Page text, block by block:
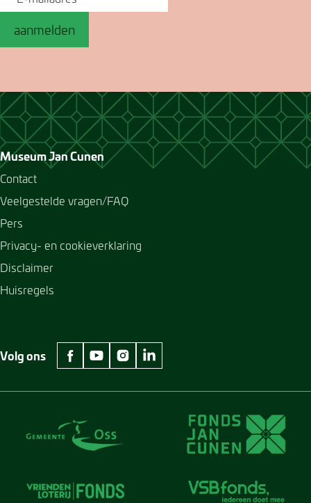
aanmelden
Museum Jan Cunen
Contact
Veelgestelde vragen/FAQ
Pers
Privacy- en cookieverklaring
Disclaimer
Huisregels
Volg ons
facebook Museum Jan Cunen
youtube Museum Jan Cunen
instagram Museum Jan Cunen
linkedin Museum Jan Cunen